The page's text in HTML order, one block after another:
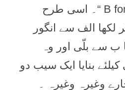
بہن نے کہا ” B for Bat “۔ اسی طرح
لکھا الف سے انگور
ب سے بلّی اور وہ
بنايا ايک سيب دو
وغيرہ وغيرہ ۔